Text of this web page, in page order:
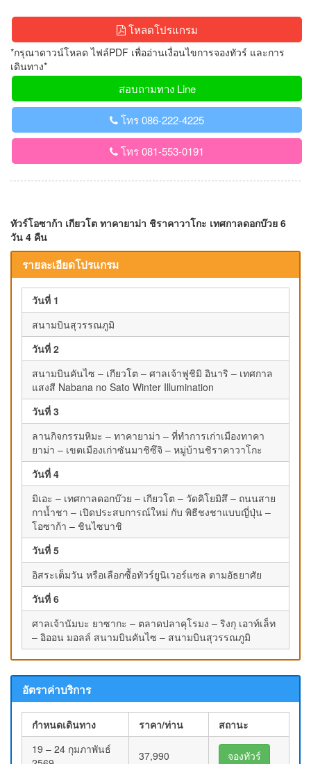
โหลดโปรแกรม
*กรุณาดาวน์โหลด ไฟล์PDF เพื่ออ่านเงื่อนไขการจองทัวร์ และการ
เดินทาง*
สอบถามทาง Line
โทร 086-222-4225
โทร 081-553-0191
ทัวร์โอซาก้า เกียวโต ทาคายาม่า ชิราคาวาโกะ เทศกาลดอกบ๊วย 6
วัน 4 คืน
รายละเอียดโปรแกรม
วันที่ 1
สนามบินสุวรรณภูมิ
วันที่ 2
สนามบินคันไซ – เกียวโต – ศาลเจ้าฟูชิมิ อินาริ – เทศกาล
แสงสี Nabana no Sato Winter Illumination
วันที่ 3
ลานกิจกรรมหิมะ – ทาคายาม่า – ที่ทำการเก่าเมืองทาคา
ยาม่า – เขตเมืองเก่าซันมาชิซึจิ – หมู่บ้านชิราคาวาโกะ
วันที่ 4
มิเอะ – เทศกาลดอกบ๊วย – เกียวโต – วัดคิโยมิสึ – ถนนสาย
กาน้ำชา – เปิดประสบการณ์ใหม่ กับ พิธีชงชาแบบญี่ปุ่น –
โอซาก้า – ชินไซบาชิ
วันที่ 5
อิสระเต็มวัน หรือเลือกซื้อทัวร์ยูนิเวอร์แซล ตามอัธยาศัย
วันที่ 6
ศาลเจ้านัมบะ ยาซากะ – ตลาดปลาคุโรมง – ริงกุ เอาท์เล็ท
– อิออน มอลล์ สนามบินคันไซ – สนามบินสุวรรณภูมิ
อัตราค่าบริการ
กำหนดเดินทาง ราคา/ท่าน
สถานะ
19 – 24 กุมภาพันธ์
37,990 จองทัวร์